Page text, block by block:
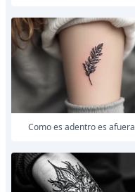
como es adentro es afuera